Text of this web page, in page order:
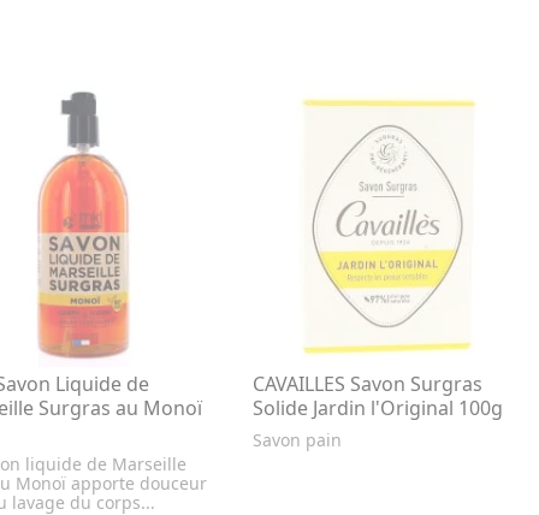
Liquide de
Surgras au Monoï
liquide de Marseille
Monoï apporte douceur
lavage du corps...
CAVAILLES Savon Surgras
Solide Jardin l'Original 100g
Savon pain